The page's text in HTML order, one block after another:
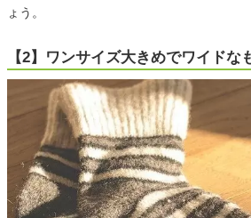
ょう。
【2】ワンサイズ大きめでワイドな